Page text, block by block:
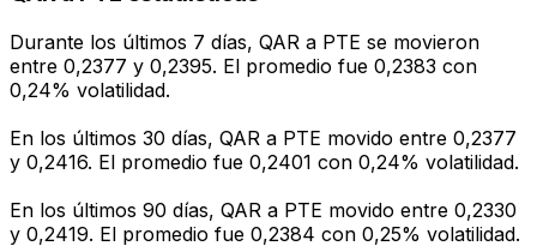
Durante los últimos 7 días, QAR a PTE se movieron
entre 0,2377 y 0,2395. El promedio fue 0,2383 con
0,24% volatilidad.
En los últimos 30 días, QAR a PTE movido entre 0,2377
y 0,2416. El promedio fue 0,2401 con 0,24% volatilidad.
En los últimos 90 días, QAR a PTE movido entre 0,2330
y 0,2419. El promedio fue 0,2384 con 0,25% volatilidad.